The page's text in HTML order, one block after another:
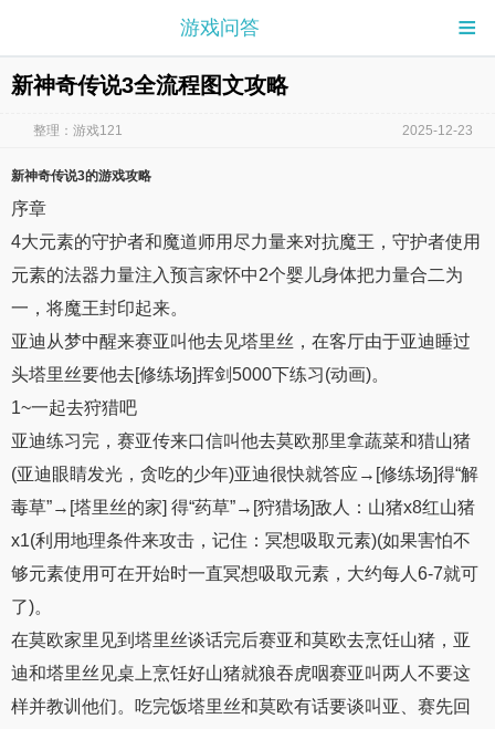
≡
游戏问答
新神奇传说3全流程图文攻略
整理：游戏121 2025-12-23
新神奇传说3的游戏攻略
序章
4大元素的守护者和魔道师用尽力量来对抗魔王，守护者使用
元素的法器力量注入预言家怀中2个婴儿身体把力量合二为
一，将魔王封印起来。
亚迪从梦中醒来赛亚叫他去见塔里丝，在客厅由于亚迪睡过
头塔里丝要他去[修练场]挥剑5000下练习(动画)。
1~一起去狩猎吧
亚迪练习完，赛亚传来口信叫他去莫欧那里拿蔬菜和猎山猪
(亚迪眼睛发光，贪吃的少年)亚迪很快就答应→[修练场]得“解
毒草”→[塔里丝的家] 得“药草”→[狩猎场]敌人：山猪x8红山猪
x1(利用地理条件来攻击，记住：冥想吸取元素)(如果害怕不
够元素使用可在开始时一直冥想吸取元素，大约每人6-7就可
了)。
在莫欧家里见到塔里丝谈话完后赛亚和莫欧去烹饪山猪，亚
迪和塔里丝见桌上烹饪好山猪就狼吞虎咽赛亚叫两人不要这
样并教训他们。吃完饭塔里丝和莫欧有话要谈叫亚、赛先回